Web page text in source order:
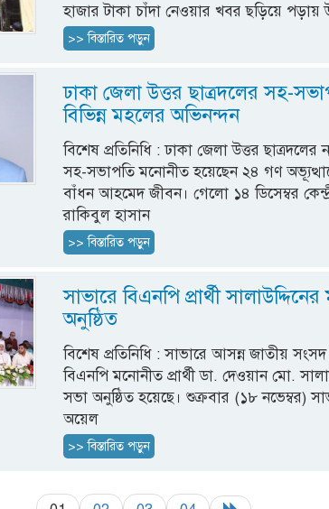
হাজার টাকা চাঁদা নেওয়ার খবর ছড়িয়ে
>> বিস্তারিত পড়ুন
ঢাকা জেলা উত্তর ছাত্রদলের সহ-
বিভিন্ন মহলের অভিনন্দন
বিশেষ প্রতিনিধি : ঢাকা জেলা উত্তর ছাত্রদলের
সহ-সভাপতি মনোনীত হয়েছেন ২৪ গণ
বাঁধন আহমেদ জীবন। গেলো ১৪ ডিসেম্বর
রাকিবুল হাসান
>> বিস্তারিত পড়ুন
সাভারে বিএনপি প্রার্থী
অনুষ্ঠিত
বিশেষ প্রতিনিধি : সাভারে আসন্ন জাতীয় সংসদ
বিএনপি মনোনীত প্রার্থী ডা. দেওয়ান মো.
সভা অনুষ্ঠিত হয়েছে। শুক্রবার (১৮ নভেম্বর)
অয়েল
>> বিস্তারিত পড়ুন